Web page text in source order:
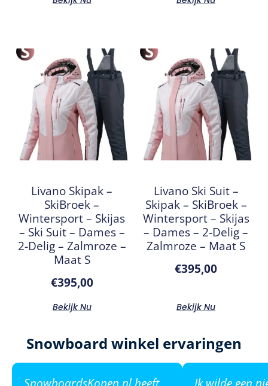
Livano Skipak –
SkiBroek –
Wintersport – Skijas
– Ski Suit – Dames –
2-Delig – Zalmroze –
Maat S
€395,00
Bekijk Nu
Livano Ski Suit –
Skipak – SkiBroek –
Wintersport – Skijas
– Dames – 2-Delig –
Zalmroze – Maat S
€395,00
Bekijk Nu
Snowboard winkel ervaringen
SnowboardsKopen.nl heeft Ik wilde een